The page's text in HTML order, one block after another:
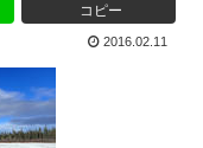
コピー
2016.02.11